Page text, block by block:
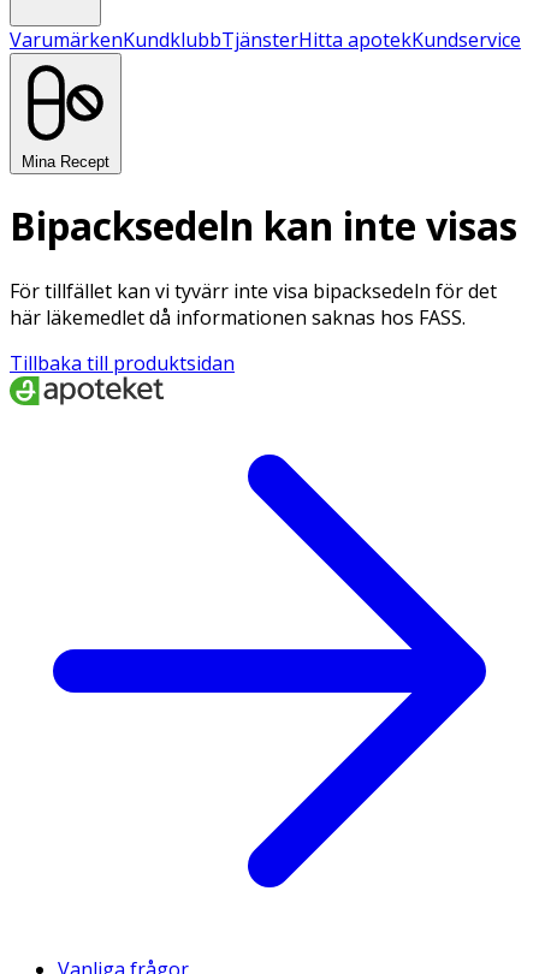
VarumärkenKundklubbTjänsterHitta apotekKundservice
Mina Recept
Bipacksedeln kan inte visas
För tillfället kan vi tyvärr inte visa bipacksedeln för det
här läkemedlet då informationen saknas hos FASS.
Tillbaka till produktsidan